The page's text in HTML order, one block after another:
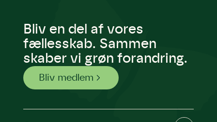
Bliv en del af vores
fællesskab. Sammen
skaber vi grøn forandring.
Bliv medlem